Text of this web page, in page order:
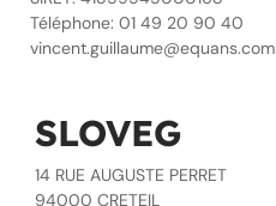
Téléphone: 01 49 20 90 40
vincent.guillaume@equans.com
SLOVEG
14 RUE AUGUSTE PERRET
94000 CRETEIL